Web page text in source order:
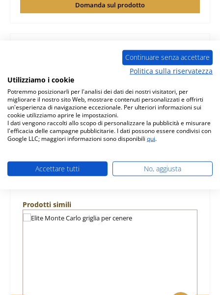
Domanda sul prodotto
originale vetro per stufa a legna Elite Monte Carlo K5452
Elite Monte Carlo K5452 vetro dati chiave: dimensioni
(L/L/A) 47…Di più
Caratteristiche
Informazioni sulla sicurezza dei prodotti
Salta la galleria dei prodotti
Prodotti simili
Continuare senza accettare
Politica sulla riservatezza
Utilizziamo i cookie
Potremmo posizionarli per l'analisi dei dati dei nostri visitatori, per
migliorare il nostro sito Web, mostrare contenuti personalizzati e offrirti
un'esperienza di navigazione eccezionale. Per ulteriori informazioni sui
cookie utilizziamo aprire le impostazioni.
I dati vengono raccolti allo scopo di personalizzare la pubblicità e misurare
l'efficacia delle campagne pubblicitarie. I dati possono essere condivisi con
Google LLC; maggiori informazioni sono disponibili qui.
Accettare tutti No, aggiusta